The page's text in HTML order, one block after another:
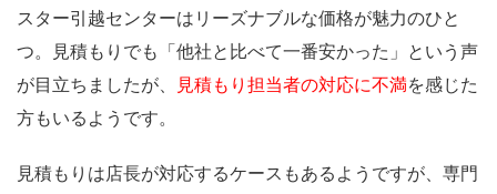
スター引越センターはリーズナブルな価格が魅力のひと
つ。見積もりでも「他社と比べて一番安かった」という声
が目立ちましたが、
見積もり担当者の対応に不満を感じた
方もいるようです。
見積もりは店長が対応するケースもあるようですが、専門